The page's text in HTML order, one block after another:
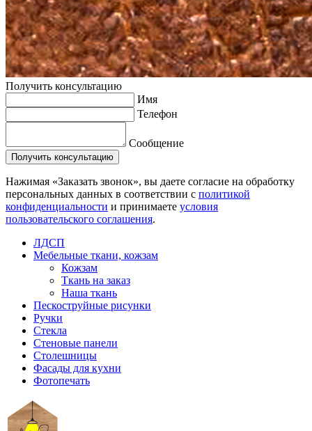
Получить консультацию
Имя
Телефон
Сообщение
Нажимая «Заказать звонок», вы даете согласие на обработку
персональных данных в соответствии с политикой
конфиденциальности и принимаете условия
пользовательского соглашения.
ЛДСП
Мебельные ткани, кожзам
Кожзам
Ткань на заказ
Наша ткань
Пескоструйные рисунки
Ручки
Стекла
Стеновые панели
Столешницы
Фасады для кухни
Фотопечать